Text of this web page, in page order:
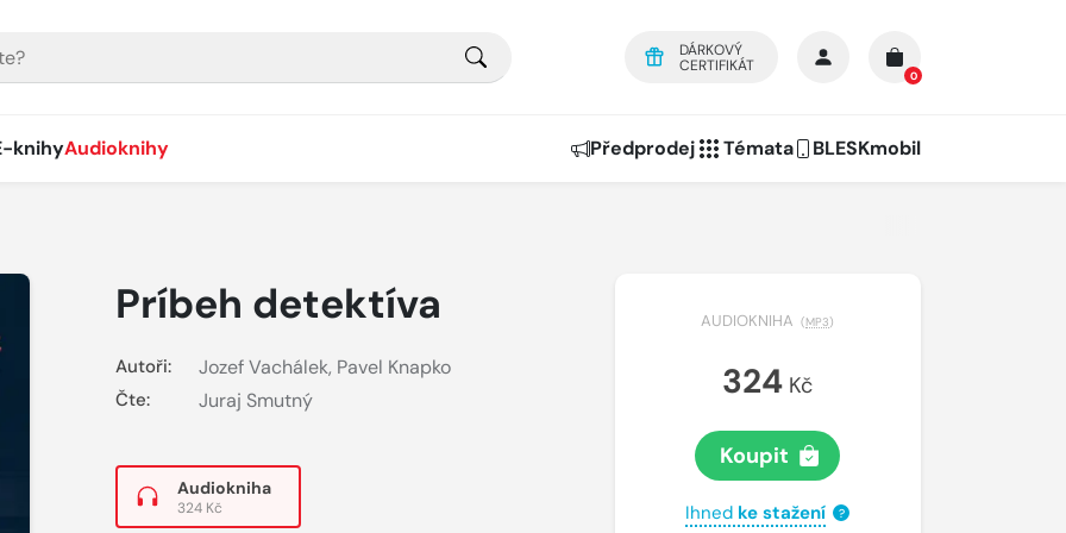
DÁRKOVÝ
CERTIFIKÁT
0
knihyAudioknihy Předprodej Témata BLESKmobil
Príbeh detektíva
Autoři: Jozef Vachálek, Pavel Knapko
Čte: Juraj Smutný
Audiokniha
324 Kč
AUDIOKNIHA (MP3)
324 Kč
Koupit
Ihned ke stažení ?